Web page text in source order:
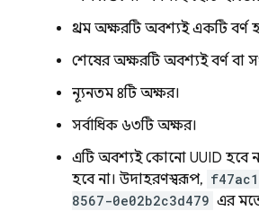
প্রথম অক্ষরটি অবশ্যই একটি বর্ণ
শেষের অক্ষরটি অবশ্যই বর্ণ বা
ন্যূনতম ৪টি অক্ষর।
সর্বাধিক ৬৩টি অক্ষর।
এটি অবশ্যই কোনো UUID হবে
হবে না। উদাহরণস্বরূপ,
8567-0e02b2c3d479 এর